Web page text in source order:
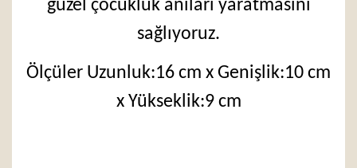
güzel çocukluk anıları yaratmasını
sağlıyoruz.
Ölçüler Uzunluk:16 cm x Genişlik:10 cm
x Yükseklik:9 cm